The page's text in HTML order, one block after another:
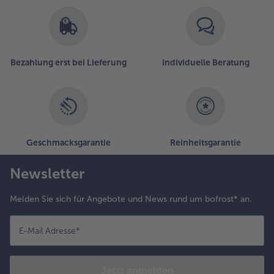
Bezahlung erst bei Lieferung Individuelle Beratung
Geschmacksgarantie Reinheitsgarantie
Newsletter
Melden Sie sich für Angebote und News rund um bofrost* an.
E-Mail Adresse*